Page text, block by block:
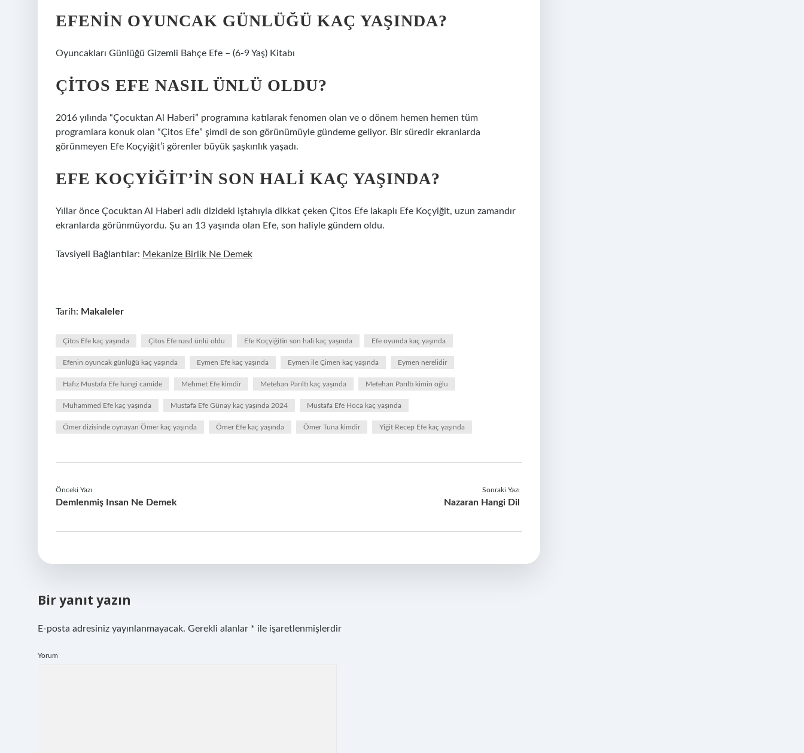
EFENIN OYUNCAK GÜNLÜĞÜ KAÇ YAŞINDA?
Oyuncakları Günlüğü Gizemli Bahçe Efe – (6-9 Yaş) Kitabı
ÇITOS EFE NASIL ÜNLÜ OLDU?
2016 yılında “Çocuktan Al Haberi” programına katılarak fenomen olan ve o dönem hemen hemen tüm
programlara konuk olan “Çitos Efe” şimdi de son görünümüyle gündeme geliyor. Bir süredir ekranlarda
görünmeyen Efe Koçyiğit’i görenler büyük şaşkınlık yaşadı.
EFE KOÇYIĞIT’IN SON HALI KAÇ YAŞINDA?
Yıllar önce Çocuktan Al Haberi adlı dizideki iştahıyla dikkat çeken Çitos Efe lakaplı Efe Koçyiğit, uzun zamandır
ekranlarda görünmüyordu. Şu an 13 yaşında olan Efe, son haliyle gündem oldu.
Tavsiyeli Bağlantılar: Mekanize Birlik Ne Demek
Tarih: Makaleler
Çitos Efe kaç yaşında Çitos Efe nasıl ünlü oldu Efe Koçyiğitin son hali kaç yaşında Efe oyunda kaç yaşında
Efenin oyuncak günlüğü kaç yaşında Eymen Efe kaç yaşında Eymen ile Çimen kaç yaşında Eymen nerelidir
Hafız Mustafa Efe hangi camide Mehmet Efe kimdir Metehan Parıltı kaç yaşında Metehan Parıltı kimin oğlu
Muhammed Efe kaç yaşında Mustafa Efe Günay kaç yaşında 2024 Mustafa Efe Hoca kaç yaşında
Ömer dizisinde oynayan Ömer kaç yaşında Ömer Efe kaç yaşında Ömer Tuna kimdir Yiğit Recep Efe kaç yaşında
Önceki Yazı
Demlenmiş Insan Ne Demek
Sonraki Yazı
Nazaran Hangi Dil
Bir yanıt yazın
E-posta adresiniz yayınlanmayacak. Gerekli alanlar * ile işaretlenmişlerdir
Yorum